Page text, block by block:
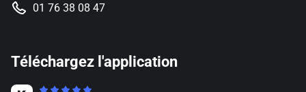
01 76 38 08 47
Téléchargez l'application